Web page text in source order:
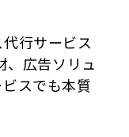
行サービス
、広告ソリュ
スでも本質